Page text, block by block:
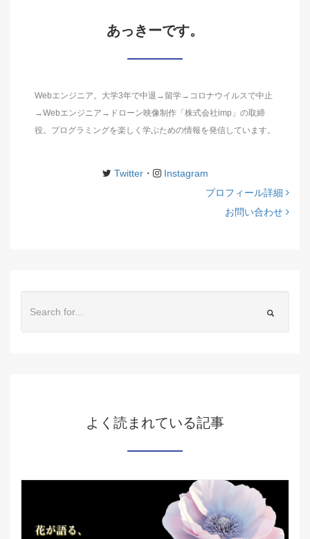
あっきーです。
Webエンジニア。大学3年で中退→留学→コロナウイルスで中止
→Webエンジニア→ドローン映像制作「株式会社imp」の取締
役。プログラミングを楽しく学ぶための情報を発信しています。
Twitter・
Instagram
プロフィール詳細
お問い合わせ
よく読まれている記事